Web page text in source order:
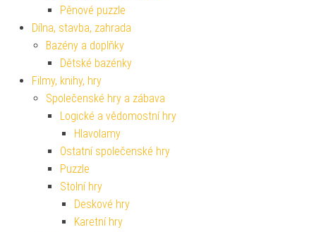
Pěnové puzzle
Dílna, stavba, zahrada
Bazény a doplňky
Dětské bazénky
Filmy, knihy, hry
Společenské hry a zábava
Logické a vědomostní hry
Hlavolamy
Ostatní společenské hry
Puzzle
Stolní hry
Deskové hry
Karetní hry